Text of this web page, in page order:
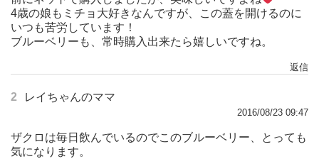
4歳の娘もミチョ大好きなんですが、この蓋を開けるのに
いつも苦労しています！
ブルーベリーも、常時購入出来たら嬉しいですね。
返信
2 レイちゃんのママ
2016/08/23 09:47
ザクロは毎日飲んでいるのでこのブルーベリー、とっても
気になります。